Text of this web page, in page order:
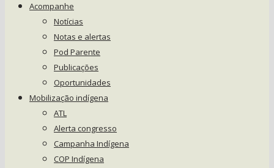
Acompanhe
Notícias
Notas e alertas
Pod Parente
Publicações
Oportunidades
Mobilização indígena
ATL
Alerta congresso
Campanha Indígena
COP Indígena